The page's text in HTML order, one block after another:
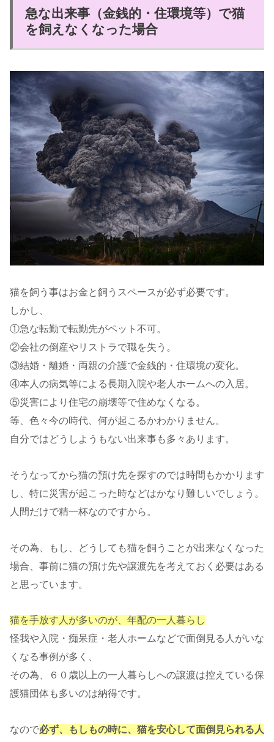
急な出来事（金銭的・住環境等）で猫
を飼えなくなった場合
猫を飼う事はお金と飼うスペースが必ず必要です。
しかし、
①急な転勤で転勤先がペット不可。
②会社の倒産やリストラで職を失う。
③結婚・離婚・両親の介護で金銭的・住環境の変化。
④本人の病気等による長期入院や老人ホームへの入居。
⑤災害により住宅の崩壊等で住めなくなる。
等、色々今の時代、何が起こるかわかりません。
自分ではどうしようもない出来事も多々あります。
そうなってから猫の預け先を探すのでは時間もかかります
し、特に災害が起こった時などはかなり難しいでしょう。
人間だけで精一杯なのですから。
その為、もし、どうしても猫を飼うことが出来なくなった
場合、事前に猫の預け先や譲渡先を考えておく必要はある
と思っています。
猫を手放す人が多いのが、年配の一人暮らし
怪我や入院・痴呆症・老人ホームなどで面倒見る人がいな
くなる事例が多く、
その為、６０歳以上の一人暮らしへの譲渡は控えている保
護猫団体も多いのは納得です。
なので必ず、もしもの時に、猫を安心して面倒見られる人